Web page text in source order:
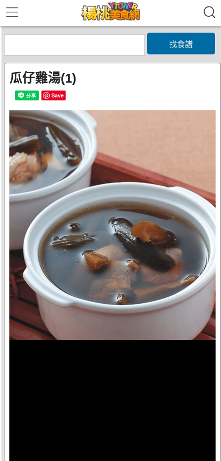
找食譜
瓜仔雞湯(1)
Save